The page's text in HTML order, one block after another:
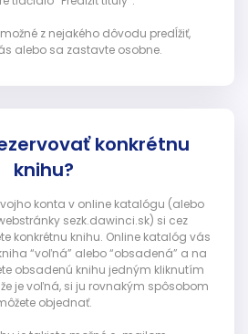
z nejakého dôvodu predĺžiť,
alebo sa zastavte osobne.
konkrétnu
knihu?
konta v online katalógu (alebo
sezk.dawinci.sk) si cez
konkrétnu knihu. Online katalóg vás
“voľná” alebo “obsadená” a na
obsadenú knihu jedným kliknutím
je voľná, si ju rovnakým spôsobom
objednať.